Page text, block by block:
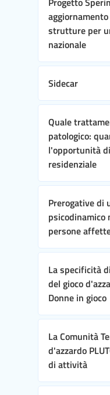
strutture per
nazionale
Sidecar
Quale
patologico:
l'opportunità
residenziale
Prerogative di
persone
La specificità
del gioco
Donne in gioco
La Comunità
d'azzardo
di attività